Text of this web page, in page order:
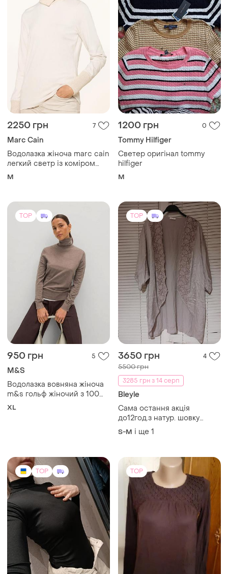
2250 грн 7
Marc Cain
Водолазка жіноча marc cain
легкий светр із коміром
гольф
M
1200 грн 0
Tommy Hilfiger
Светер оригінал tommy
hilfiger
M
TOP
950 грн 5
M&S
Водолазка вовняна жіноча
m&s гольф жіночий з 100%
мериносової вовни xl
XL
TOP
3650 грн 4
5500 грн
3285 грн з 14 серп
Bleyle
Сама остання акція
до12год.з натур. шовку
преміум золотої лінейкі
німец. бренду супер
ексклюзивна накидка
кардиган з мереживом
S-M і ще 1
TOP TOP